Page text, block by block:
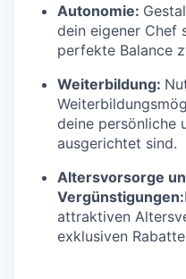
Autonomie:
dein eigener Chef
perfekte Balance
Weiterbildung:
deine persönliche
ausgerichtet sind.
Altersvorsorge
Vergünstigungen:
attraktiven
exklusiven